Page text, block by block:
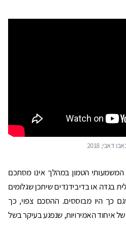
2018
המשמעותי הטמון במהלך אינו מסתכם
בגדה או בדיבידנדים שיתכן שגלומים
כך היו מבוססים. ההסכם צפוי, כך
איחוד האמירויות, שנפגע בעיקר בשל